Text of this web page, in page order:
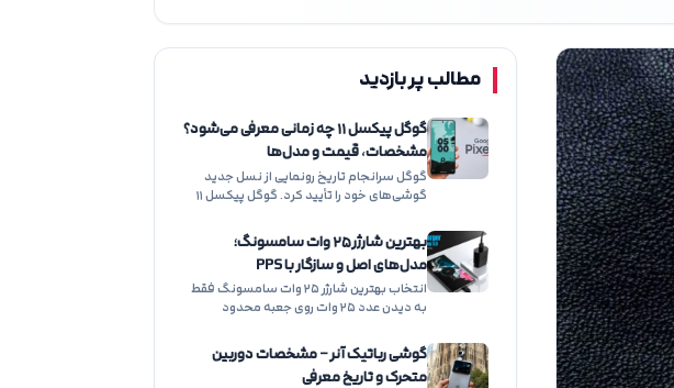
مطالب پر بازدید
گوگل پیکسل ۱۱ چه زمانی معرفی می‌شود؟
مشخصات، قیمت و مدل‌ها
گوگل سرانجام تاریخ رونمایی از نسل جدید
گوشی‌های خود را تأیید کرد. گوگل پیکسل ۱۱
بهترین شارژر ۲۵ وات سامسونگ؛
مدل‌های اصل و سازگار با PPS
انتخاب بهترین شارژر ۲۵ وات سامسونگ فقط
به دیدن عدد ۲۵ وات روی جعبه محدود
گوشی رباتیک آنر – مشخصات دوربین
متحرک و تاریخ معرفی